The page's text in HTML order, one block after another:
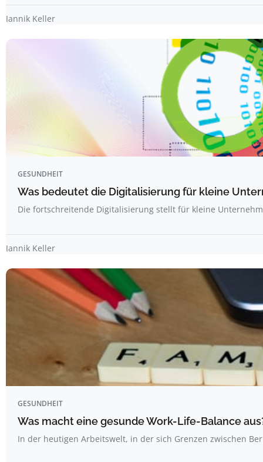
Jannik Keller
GESUNDHEIT
Was bedeutet die Digitalisierung für kleine
Die fortschreitende Digitalisierung stellt für kleine
Jannik Keller
GESUNDHEIT
Was macht eine gesunde Work-Life-Balance
In der heutigen Arbeitswelt, in der sich Grenzen zwischen